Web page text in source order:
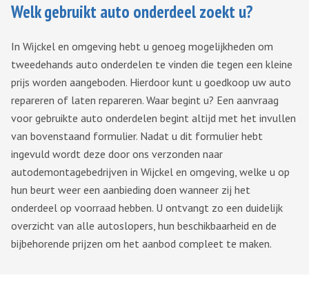
Welk gebruikt auto onderdeel zoekt u?
In Wijckel en omgeving hebt u genoeg mogelijkheden om
tweedehands auto onderdelen te vinden die tegen een kleine
prijs worden aangeboden. Hierdoor kunt u goedkoop uw auto
repareren of laten repareren. Waar begint u? Een aanvraag
voor gebruikte auto onderdelen begint altijd met het invullen
van bovenstaand formulier. Nadat u dit formulier hebt
ingevuld wordt deze door ons verzonden naar
autodemontagebedrijven in Wijckel en omgeving, welke u op
hun beurt weer een aanbieding doen wanneer zij het
onderdeel op voorraad hebben. U ontvangt zo een duidelijk
overzicht van alle autoslopers, hun beschikbaarheid en de
bijbehorende prijzen om het aanbod compleet te maken.